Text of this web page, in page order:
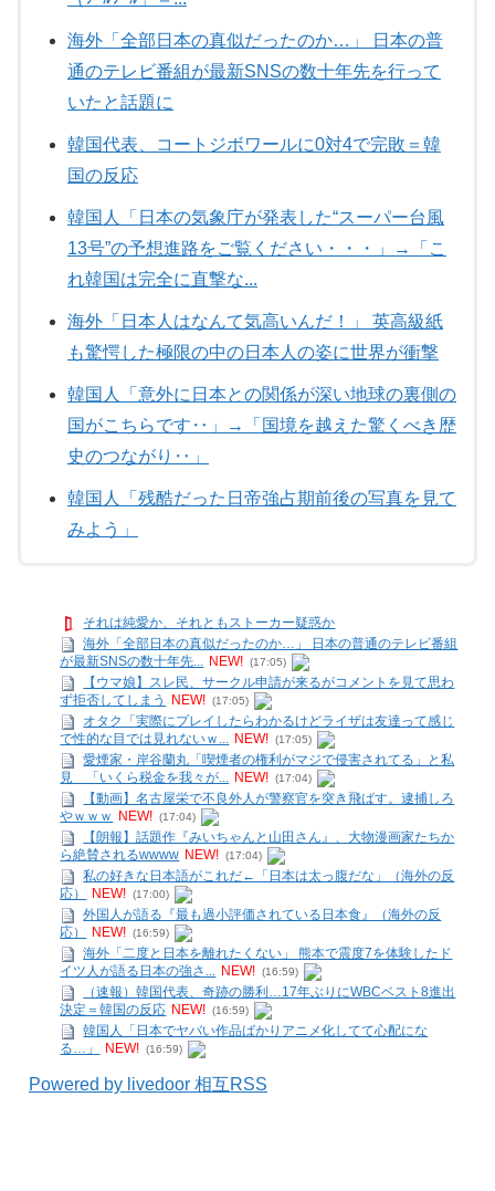
海外「全部日本の真似だったのか…」 日本の普
通のテレビ番組が最新SNSの数十年先を行って
いたと話題に
韓国代表、コートジボワールに0対4で完敗＝韓
国の反応
韓国人「日本の気象庁が発表した“スーパー台風
13号”の予想進路をご覧ください・・・」→「こ
れ韓国は完全に直撃な...
海外「日本人はなんて気高いんだ！」 英高級紙
も驚愕した極限の中の日本人の姿に世界が衝撃
韓国人「意外に日本との関係が深い地球の裏側の
国がこちらです‥」→「国境を越えた驚くべき歴
史のつながり‥」
韓国人「残酷だった日帝強占期前後の写真を見て
みよう」
それは純愛か、それともストーカー疑惑か
海外「全部日本の真似だったのか…」 日本の普通のテレビ番組
が最新SNSの数十年先... NEW! (17:05)
【ウマ娘】スレ民、サークル申請が来るがコメントを見て思わ
ず拒否してしまう
NEW! (17:05)
オタク「実際にプレイしたらわかるけどライザは友達って感じ
で性的な目では見れないｗ... NEW! (17:05)
愛煙家・岸谷蘭丸「喫煙者の権利がマジで侵害されてる」と私
見 「いくら税金を我々が... NEW! (17:04)
【動画】名古屋栄で不良外人が警察官を突き飛ばす。逮捕しろ
やｗｗｗ NEW! (17:04)
【朗報】話題作『みいちゃんと山田さん』、大物漫画家たちか
ら絶賛されるwwww NEW! (17:04)
私の好きな日本語がこれだ←「日本は太っ腹だな」（海外の反
応）
NEW! (17:00)
外国人が語る『最も過小評価されている日本食』（海外の反
応）
NEW! (16:59)
海外「二度と日本を離れたくない」 熊本で震度7を体験したド
イツ人が語る日本の強さ... NEW! (16:59)
（速報）韓国代表、奇跡の勝利…17年ぶりにWBCベスト8進出
決定＝韓国の反応 NEW! (16:59)
韓国人「日本でヤバい作品ばかりアニメ化してて心配にな
る…」
NEW! (16:59)
Powered by livedoor 相互RSS